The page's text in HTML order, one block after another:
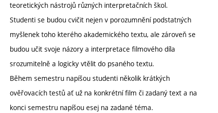
teoretických nástrojů různých interpretačních škol.
Studenti se budou cvičit nejen v porozumnění podstatných
myšlenek toho kterého akademického textu, ale zároveň se
budou učit svoje názory a interpretace filmového díla
srozumitelně a logicky vtělit do psaného textu.
Během semestru napíšou studenti několik krátkých
ověřovacích testů ať už na konkrétní film či zadaný text a na
konci semestru napíšou esej na zadané téma.